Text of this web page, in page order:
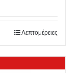
Λεπτομέρειες